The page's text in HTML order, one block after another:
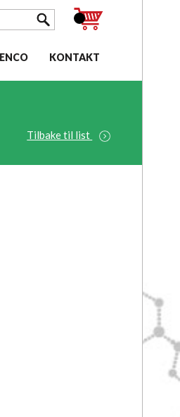
KONTAKT
Tilbake til list